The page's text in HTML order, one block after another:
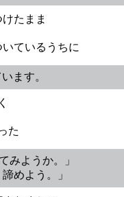
けたまま
いているうちに
ます。
た
みようか。」
めよう。」